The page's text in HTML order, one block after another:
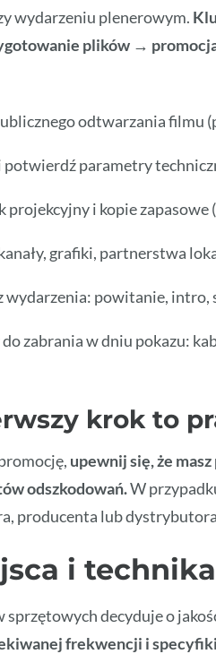
wydarzeniu plenerowym.
plików →
odtwarzania filmu
parametry
i kopie
grafiki, partnerstwa
wydarzenia: powitanie, intro,
zabrania w dniu pokazu:
krok to
upewnij się, że
odszkodowań.W
producenta lub
i
sprzętowych decyduje o
frekwencji i